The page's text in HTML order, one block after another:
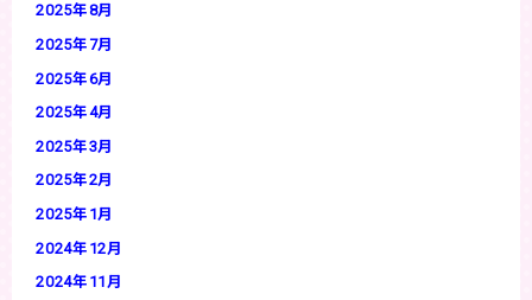
2025年8月
2025年7月
2025年6月
2025年4月
2025年3月
2025年2月
2025年1月
2024年12月
2024年11月